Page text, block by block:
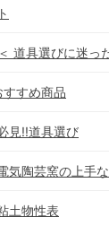
道具選びに迷っ
すめ商品
見!!道具選び
気陶芸窯の上手
土物性表